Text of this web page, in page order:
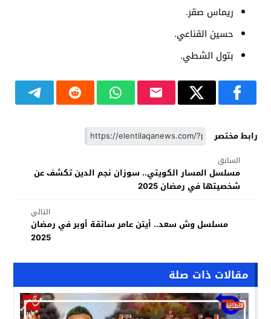
ريماس صقر.
حسين القناعي.
بتول الشطي.
رابط مختصر
السابق
مسلسل المسار الكويتي.. سوزان نجم الدين تكشف عن
شخصيتها في رمضان 2025
التالي
مسلسل وش سعد.. أيتن عامر سائقة أوبر في رمضان
2025
مقالات ذات صلة